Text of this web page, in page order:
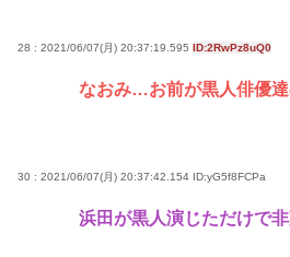
28 : 2021/06/07(月) 20:37:19.595 ID:2RwPz8uQ0
なおみ…お前が黒人俳優
30 : 2021/06/07(月) 20:37:42.154 ID:yG5f8FCPa
浜田が黒人演じただけで